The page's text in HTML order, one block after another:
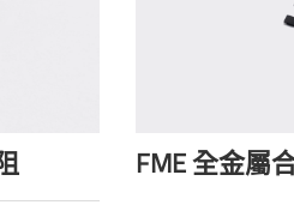
FME 全金屬